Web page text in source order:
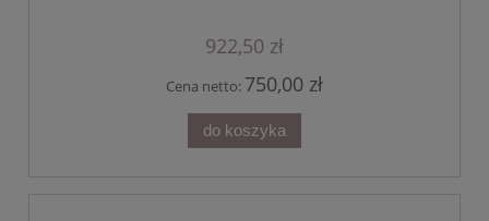
922,50 zł
Cena netto: 750,00 zł
do koszyka